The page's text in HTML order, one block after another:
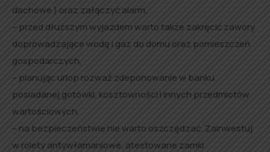
dachowe ) oraz załączyć alarm,
– przed dłuższym wyjazdem warto także zakręcić zawory
doprowadzające wodę i gaz do domu oraz pomieszczeń
gospodarczych,
– planując urlop rozważ zdeponowanie w banku
posiadanej gotówki, kosztowności i innych przedmiotów
wartościowych,
– na bezpieczeństwie nie warto oszczędzać. Zainwestuj
w rolety antywłamaniowe, atestowane zamki